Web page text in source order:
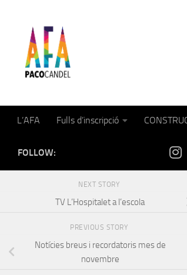
L’AFA Fulls d’inscripció
FOLLOW:
NEXT STORY
TV L’Hospitalet a l’escola
PREVIOUS STORY
Notícies breus i recordatoris mes de
novembre